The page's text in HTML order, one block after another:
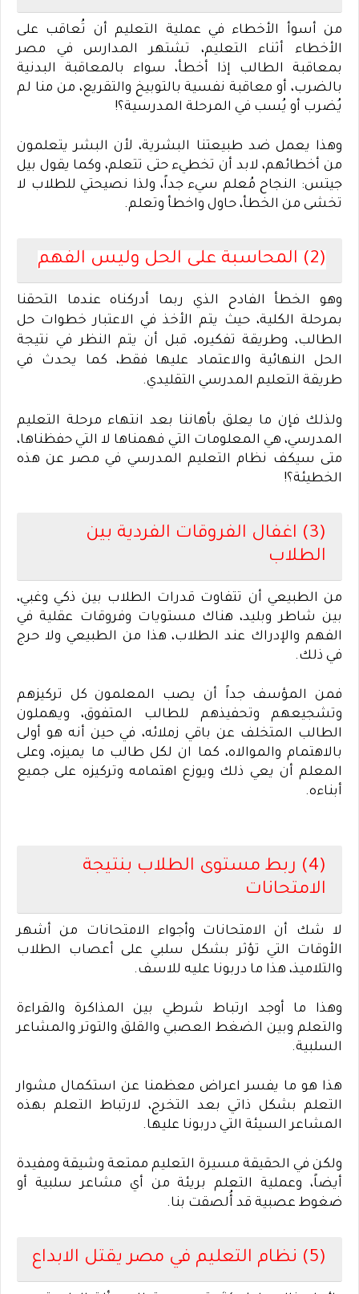
من أسوأ الأخطاء في عملية التعليم أن تُعاقب على
الأخطاء أثناء التعليم، تشتهر المدارس في مصر
بمعاقبة الطالب إذا أخطأ، سواء بالمعاقبة البدنية
بالضرب، أو معاقبة نفسية بالتوبيخ والتقريع، من منا لم
يُضرب أو يُسب في المرحلة المدرسية؟!
وهذا يعمل ضد طبيعتنا البشرية، لأن البشر يتعلمون
من أخطائهم، لابد أن تخطيء حتى تتعلم، وكما يقول بيل
جيتس: النجاح مُعلم سيء جداً، ولذا نصيحتي للطلاب لا
تخشى من الخطأ، حاول واخطأ وتعلم.
(2) المحاسبة على الحل وليس الفهم
وهو الخطأ الفادح الذي ربما أدركناه عندما التحقنا
بمرحلة الكلية، حيث يتم الأخذ في الاعتبار خطوات حل
الطالب، وطريقة تفكيره، قبل أن يتم النظر في نتيجة
الحل النهائية والاعتماد عليها فقط، كما يحدث في
طريقة التعليم المدرسي التقليدي.
ولذلك فإن ما يعلق بأهاننا بعد انتهاء مرحلة التعليم
المدرسي، هي المعلومات التي فهمناها لا التي حفظناها،
متى سيكف نظام التعليم المدرسي في مصر عن هذه
الخطيئة؟!
(3) اغفال الفروقات الفردية بين
الطلاب
من الطبيعي أن تتفاوت قدرات الطلاب بين ذكي وغبي،
بين شاطر وبليد، هناك مستويات وفروقات عقلية في
الفهم والإدراك عند الطلاب، هذا من الطبيعي ولا حرج
في ذلك.
فمن المؤسف جداً أن يصب المعلمون كل تركيزهم
وتشجيعهم وتحفيذهم للطالب المتفوق، ويهملون
الطالب المتخلف عن باقي زملائه، في حين أنه هو أولى
بالاهتمام والموالاه، كما ان لكل طالب ما يميزه، وعلى
المعلم أن يعي ذلك ويوزع اهتمامه وتركيزه على جميع
أبناءه.
(4) ربط مستوى الطلاب بنتيجة
الامتحانات
لا شك أن الامتحانات وأجواء الامتحانات من أشهر
الأوقات التي تؤثر بشكل سلبي على أعصاب الطلاب
والتلاميذ، هذا ما دربونا عليه للاسف.
وهذا ما أوجد ارتباط شرطي بين المذاكرة والقراءة
والتعلم وبين الضغط العصبي والقلق والتوتر والمشاعر
السلبية.
هذا هو ما يفسر اعراض معظمنا عن استكمال مشوار
التعلم بشكل ذاتي بعد التخرج، لارتباط التعلم بهذه
المشاعر السيئة التي دربونا عليها.
ولكن في الحقيقة مسيرة التعليم ممتعة وشيقة ومفيدة
أيضاً، وعملية التعلم بريئة من أي مشاعر سلبية أو
ضغوط عصبية قد أُلصقت بنا.
(5) نظام التعليم في مصر يقتل الابداع